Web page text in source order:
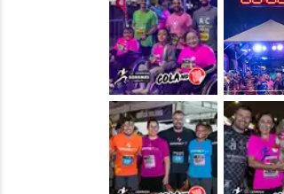
&nbsp; &nbsp;